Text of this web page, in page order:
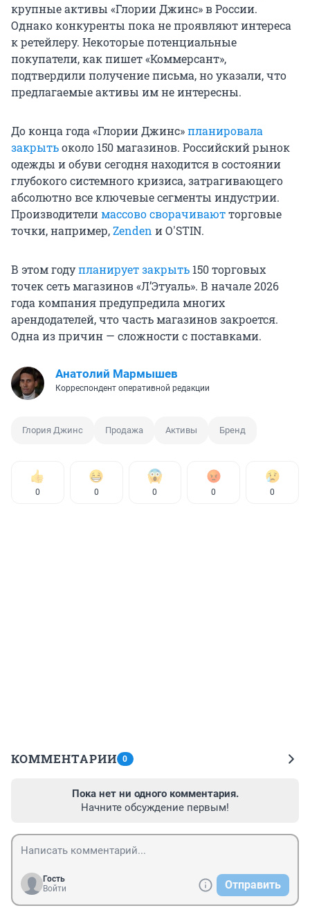
крупные активы «Глории Джинс» в России.
Однако конкуренты пока не проявляют интереса
к ретейлеру. Некоторые потенциальные
покупатели, как пишет «Коммерсант»,
подтвердили получение письма, но указали, что
предлагаемые активы им не интересны.
До конца года «Глории Джинс»планировала
закрытьоколо 150 магазинов. Российский рынок
одежды и обуви сегодня находится в состоянии
глубокого системного кризиса, затрагивающего
абсолютно все ключевые сегменты индустрии.
Производителимассово сворачиваютторговые
точки, например,Zenden и O'STIN.
В этом годупланирует закрыть 150 торговых
точек сеть магазинов «Л’Этуаль». В начале 2026
года компания предупредила многих
арендодателей, что часть магазинов закроется.
Одна из причин — сложности с поставками.
Анатолий Мармышев
Корреспондент оперативной редакции
Глория Джинс Продажа Активы Бренд
0 0 0 0 0
КОММЕНТАРИИ 0
Пока нет ни одного комментария.
Начните обсуждение первым!
Гость
Войти
Отправить